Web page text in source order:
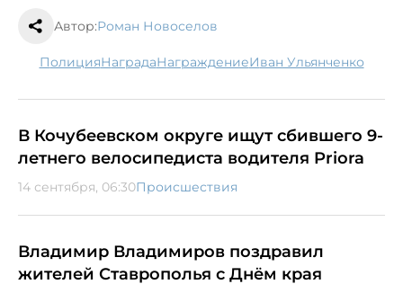
Автор:Роман Новоселов
полиция награда награждение Иван Ульянченко
В Кочубеевском округе ищут сбившего 9-
летнего велосипедиста водителя Priora
14 сентября, 06:30Происшествия
Владимир Владимиров поздравил
жителей Ставрополья с Днём края